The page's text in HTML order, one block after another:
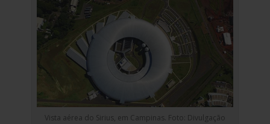
Vista aérea do Sirius, em Campinas. Foto: Divulgação